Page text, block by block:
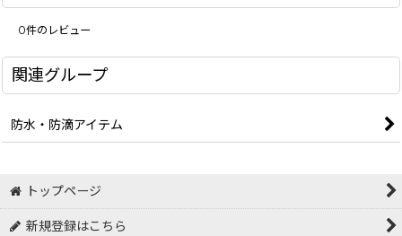
0件のレビュー
関連グループ
防水・防滴アイテム
トップページ
新規登録はこちら